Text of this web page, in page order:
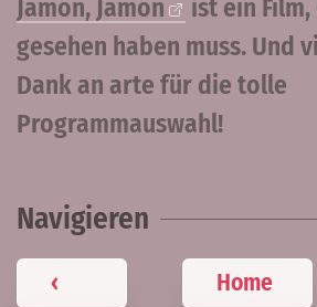
Jamón, Jamón
ist ein
gesehen haben muss. Und
Dank an arte für die tolle
Programmauswahl!
Navigieren
‹ Home